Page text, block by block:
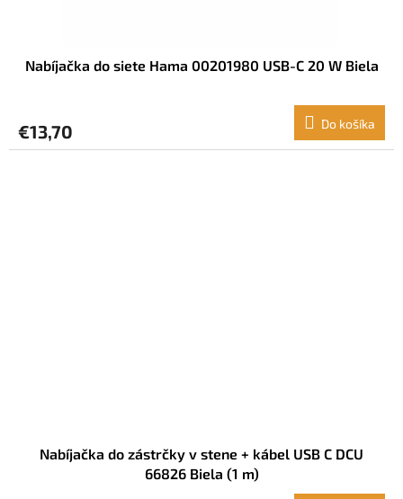
Nabíjačka do siete Hama 00201980 USB-C 20 W Biela
€13,70 Do košíka
Nabíjačka do zástrčky v stene + kábel USB C DCU
66826 Biela (1 m)